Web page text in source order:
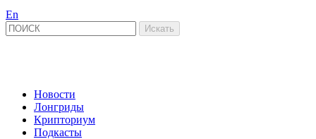
En
Новости
Лонгриды
Крипториум
Подкасты